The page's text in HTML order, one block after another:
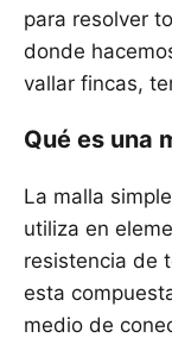
para resolver
donde
vallar fincas,
Qué es una
La malla
utiliza en
resistencia de
esta
medio de